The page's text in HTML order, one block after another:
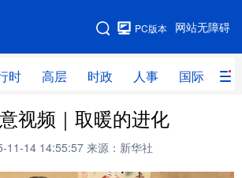
网站无障碍
PC版本
时 高层 时政 人事 国际 财
网站地图
高层 时政
财经 网评
视频｜取暖的进化
11-14 14:55:57 来源：新华社